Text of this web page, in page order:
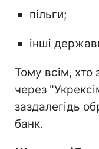
пільги;
інші
Тому всім, хто
через
заздалегідь
банк.